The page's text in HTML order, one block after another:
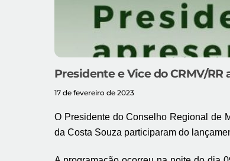
Presidente e Vice do CRMV/
17 de fevereiro de 2023
O Presidente do Conselho Regional de
da Costa Souza participaram do